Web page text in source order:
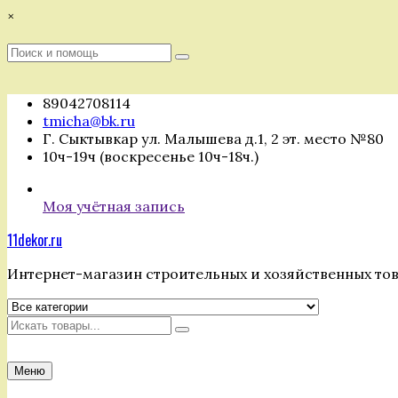
Перейти
содержимому
×
Поиск
Поиск
89042708114
tmicha@bk.ru
Г. Сыктывкар ул. Малышева д.1, 2 эт. место №80
10ч-19ч (воскресенье 10ч-18ч.)
Моя учётная запись
11dekor.ru
Интернет-магазин строительных и хозяйственных
Искать
Меню